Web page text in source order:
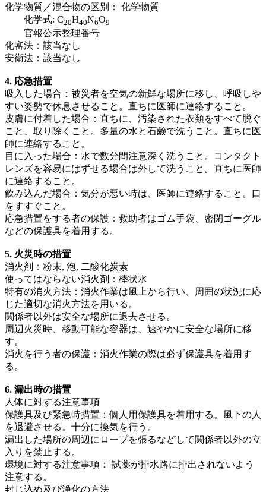
化学物質／混合物の区別： 化学物質
化学式: C20H40N6O9
官報公示整理番号
化審法：該当なし
安衛法：該当なし
4. 応急措置
吸入した場合：被災者を空気の新鮮な場所に移し、呼吸しや
すい姿勢で休息させること。直ちに医師に連絡すること。
皮膚に付着した場合：直ちに、汚染された衣類をすべて脱ぐ
こと、取り除くこと。多量の水と石鹸で洗うこと。直ちに医
師に連絡すること。
目に入った場合：水で数分間注意深く洗うこと。コンタクト
レンズを容易にはずせる場合は外して洗うこと。直ちに医師
に連絡すること。
飲み込んだ場合：気分が悪い時は、医師に連絡すること。口
をすすぐこと。
応急措置をする者の保護：救助者はゴム手袋、密閉ゴーグル
などの保護具を着用する。
5. 火災時の措置
消火剤：粉末, 泡, 二酸化炭素
使ってはならない消火剤：棒状水
特有の消火方法：消火作業は風上から行い、周囲の状況に応
じた適切な消火方法を用いる。
関係者以外は安全な場所に退去させる。
周辺火災時、移動可能な容器は、速やかに安全な場所に移
す。
消火を行う者の保護：消火作業の際は必ず保護具を着用す
る。
6. 漏出時の措置
人体に対する注意事項
保護具及び緊急時措置：個人用保護具を着用する。風下の人
を退避させる。十分に換気を行う。
漏出した場所の周辺にロープを張るなどして関係者以外の立
入りを禁止する。
環境に対する注意事項： 試薬が排水路に排出されないよう
注意する。
封じ込め及び浄化の方法